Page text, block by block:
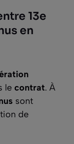
13e
en
le contrat. À
sont
de